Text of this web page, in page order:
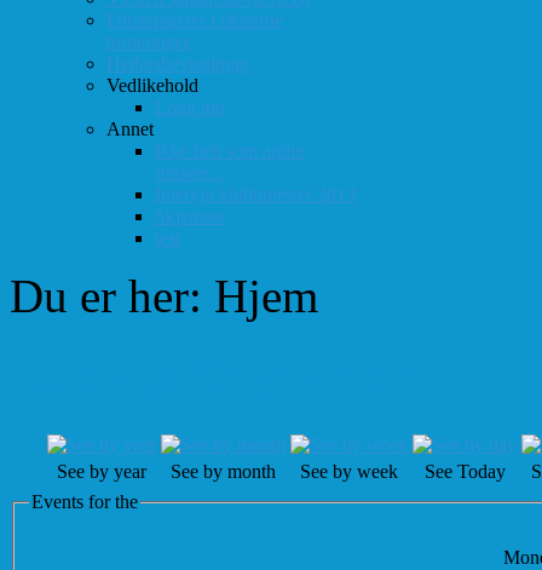
Førsteplasser i eksterne
turneringer
Hedersbevisninger
Vedlikehold
Logg inn
Annet
Ikke helt som andre
muséer...
Intervju klubbmester 2013
Skjemaer
test
Du er her: Hjem
See by year See by month See by week See Today
Events for the